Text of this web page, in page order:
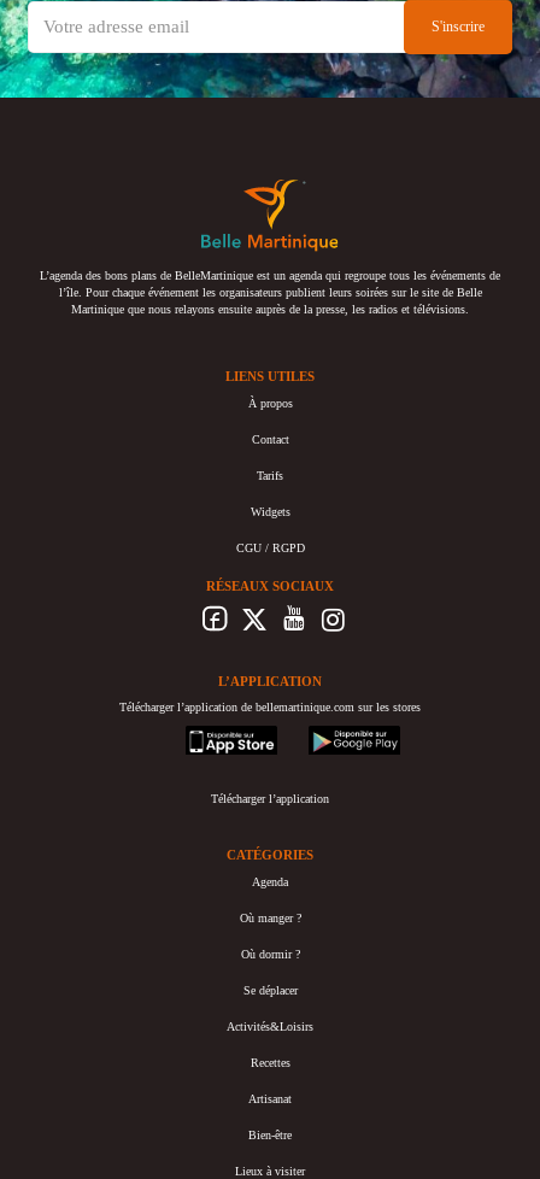
L’agenda des bons plans de BelleMartinique est un agenda qui regroupe tous les événements de
l’île. Pour chaque événement les organisateurs publient leurs soirées sur le site de Belle
Martinique que nous relayons ensuite auprès de la presse, les radios et télévisions.
LIENS UTILES
À propos
Contact
Tarifs
Widgets
CGU / RGPD
RÉSEAUX SOCIAUX
L’APPLICATION
Télécharger l’application de bellemartinique.com sur les stores
appstore
googleplay
Télécharger l’application
CATÉGORIES
Agenda
Où manger ?
Où dormir ?
Se déplacer
Activités&Loisirs
Recettes
Artisanat
Bien-être
Lieux à visiter